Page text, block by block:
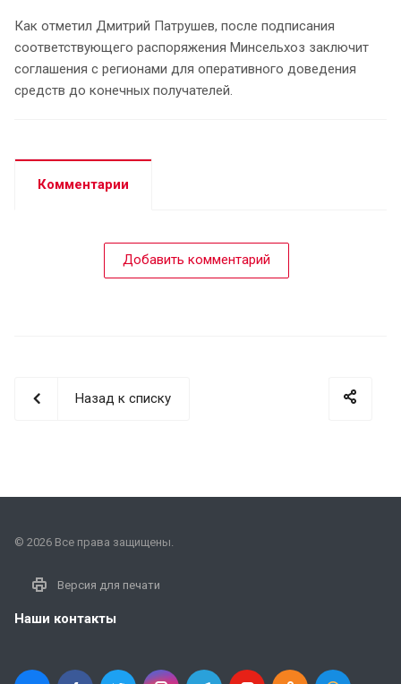
Как отметил Дмитрий Патрушев, после подписания
соответствующего распоряжения Минсельхоз заключит
соглашения с регионами для оперативного доведения
средств до конечных получателей.
Комментарии
Добавить комментарий
Назад к списку
© 2026 Все права защищены.
Версия для печати
Наши контакты